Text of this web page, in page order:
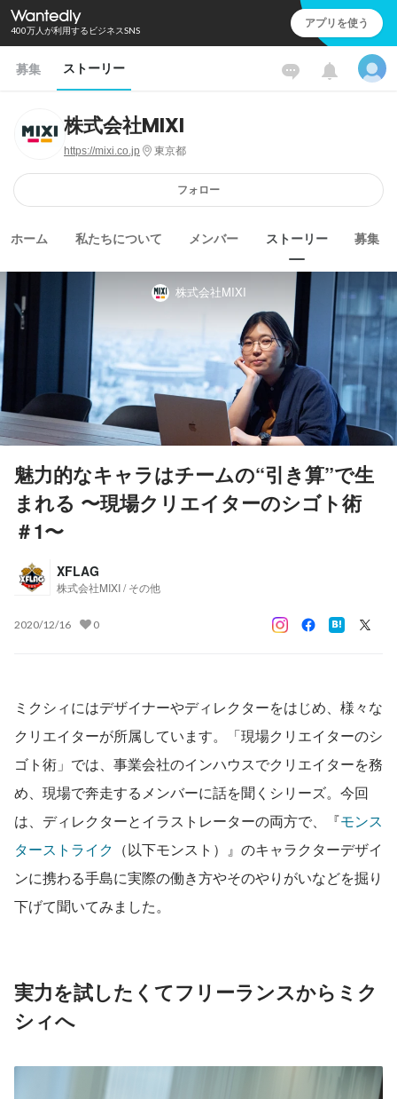
400万人が利用するビジネスSNS アプリを使う
募集 ストーリー
株式会社MIXI
https://mixi.co.jp 東京都
フォロー
ホーム 私たちについて メンバー ストーリー 募集
株式会社MIXI
魅力的なキャラはチームの“引き算”で生
まれる 〜現場クリエイターのシゴト術
＃1〜
XFLAG
株式会社MIXI / その他
2020/12/16 0
ミクシィにはデザイナーやディレクターをはじめ、様々な
クリエイターが所属しています。「現場クリエイターのシ
ゴト術」では、事業会社のインハウスでクリエイターを務
め、現場で奔走するメンバーに話を聞くシリーズ。今回
は、ディレクターとイラストレーターの両方で、『モンス
ターストライク （以下モンスト）』のキャラクターデザイ
ンに携わる手島に実際の働き方やそのやりがいなどを掘り
下げて聞いてみました。
実力を試したくてフリーランスからミク
シィへ